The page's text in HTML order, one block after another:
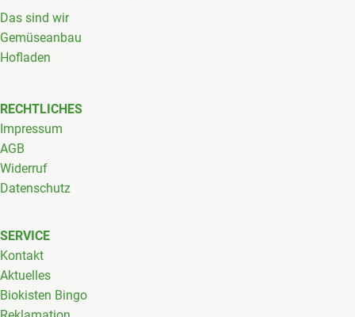
Das sind wir
Gemüseanbau
Hofladen
RECHTLICHES
Impressum
AGB
Widerruf
Datenschutz
SERVICE
Kontakt
Aktuelles
Biokisten Bingo